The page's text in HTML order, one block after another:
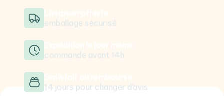
emballage sécurisé
commande avant 14h
14 jours pour changer d’avis